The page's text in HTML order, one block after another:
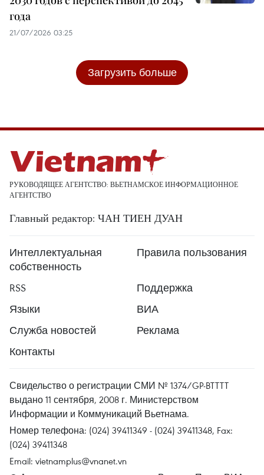
года
21/07/2026 03:25
Загрузить больше
РУКОВОДЯЩЕЕ АГЕНТСТВО: ВЬЕТНАМСКОЕ ИНФОРМАЦИОННОЕ
АГЕНТСТВО
Главный редактор: ЧАН ТИЕН ДУАН
Интеллектуальная
собственность
Правила пользования
RSS
Поддержка
Языки
ВИА
Служба новостей
Реклама
Контакты
Свидельство о регистрации СМИ № 1374/GP-BTTTT
выдано 11 сентября, 2008 г. Министерством
Информации и Коммуникаций Вьетнама.
Номер телефона: (024) 39411349 - (024) 39411348, Fax:
(024) 39411348
Email: vietnamplus@vnanet.vn